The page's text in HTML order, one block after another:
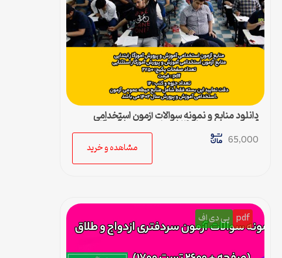
دانلود منابع و نمونه سوالات آزمون استخدامی
آموزش و پرورش ۱۴۰۲ (حیطه عمومی) آموزگار
ابتدایی
65,000
مشاهده و خرید
pdf پی دی اف